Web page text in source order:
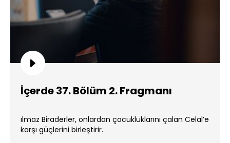
İçerde 37. Bölüm 2. Fragmanı
ılmaz Biraderler, onlardan çocukluklarını çalan Celal’e
karşı güçlerini birleştirir.